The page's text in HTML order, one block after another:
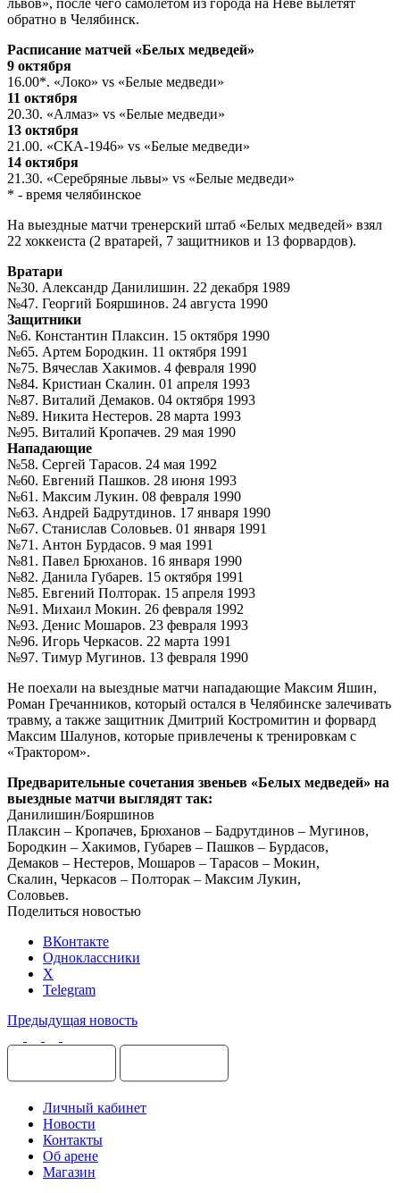
обратно в Челябинск.
Расписание матчей «Белых медведей»
9 октября
16.00*. «Локо» vs «Белые медведи»
11 октября
20.30. «Алмаз» vs «Белые медведи»
13 октября
21.00. «СКА-1946» vs «Белые медведи»
14 октября
21.30. «Серебряные львы» vs «Белые медведи»
* - время челябинское
На выездные матчи тренерский штаб «Белых медведей» взял
22 хоккеиста (2 вратарей, 7 защитников и 13 форвардов).
Вратари
№30. Александр Данилишин. 22 декабря 1989
№47. Георгий Бояршинов. 24 августа 1990
Защитники
№6. Константин Плаксин. 15 октября 1990
№65. Артем Бородкин. 11 октября 1991
№75. Вячеслав Хакимов. 4 февраля 1990
№84. Кристиан Скалин. 01 апреля 1993
№87. Виталий Демаков. 04 октября 1993
№89. Никита Нестеров. 28 марта 1993
№95. Виталий Кропачев. 29 мая 1990
Нападающие
№58. Сергей Тарасов. 24 мая 1992
№60. Евгений Пашков. 28 июня 1993
№61. Максим Лукин. 08 февраля 1990
№63. Андрей Бадрутдинов. 17 января 1990
№67. Станислав Соловьев. 01 января 1991
№71. Антон Бурдасов. 9 мая 1991
№81. Павел Брюханов. 16 января 1990
№82. Данила Губарев. 15 октября 1991
№85. Евгений Полторак. 15 апреля 1993
№91. Михаил Мокин. 26 февраля 1992
№93. Денис Мошаров. 23 февраля 1993
№96. Игорь Черкасов. 22 марта 1991
№97. Тимур Мугинов. 13 февраля 1990
Не поехали на выездные матчи нападающие Максим Яшин,
Роман Гречанников, который остался в Челябинске залечивать
травму, а также защитник Дмитрий Костромитин и форвард
Максим Шалунов, которые привлечены к тренировкам с
«Трактором».
Предварительные сочетания звеньев «Белых медведей» на
выездные матчи выглядят так:
Данилишин/Бояршинов
Плаксин – Кропачев, Брюханов – Бадрутдинов – Мугинов,
Бородкин – Хакимов, Губарев – Пашков – Бурдасов,
Демаков – Нестеров, Мошаров – Тарасов – Мокин,
Скалин, Черкасов – Полторак – Максим Лукин,
Соловьев.
Поделиться новостью
ВКонтакте
Одноклассники
X
Telegram
Предыдущая новость
Личный кабинет
Новости
Контакты
Об арене
Магазин